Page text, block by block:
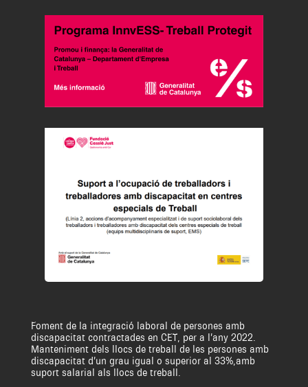
Foment de la integració laboral de persones amb
discapacitat contractades en CET, per a l’any 2022.
Manteniment dels llocs de treball de les persones amb
discapacitat d’un grau igual o superior al 33%,amb
suport salarial als llocs de treball.